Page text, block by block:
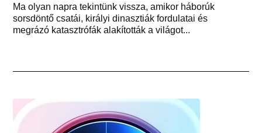
Ma olyan napra tekintünk vissza, amikor háborúk
sorsdöntő csatái, királyi dinasztiák fordulatai és
megrázó katasztrófák alakították a világot...